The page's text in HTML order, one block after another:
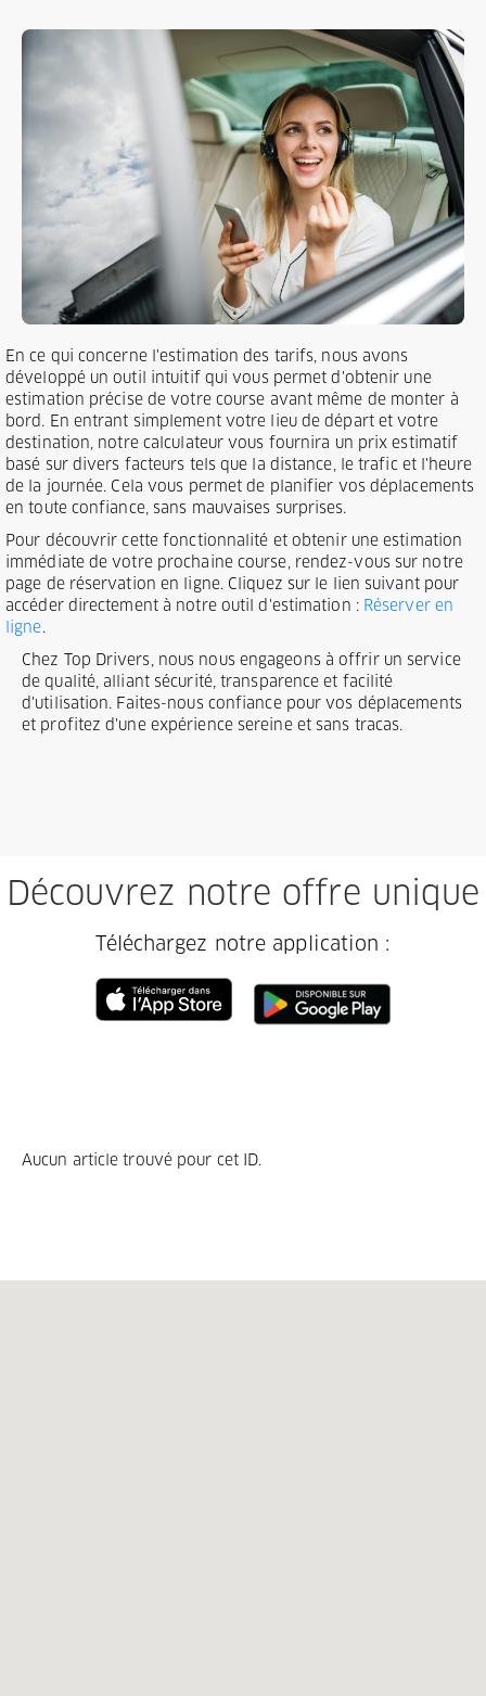
En ce qui concerne l'estimation des tarifs, nous avons
développé un outil intuitif qui vous permet d'obtenir une
estimation précise de votre course avant même de monter à
bord. En entrant simplement votre lieu de départ et votre
destination, notre calculateur vous fournira un prix estimatif
basé sur divers facteurs tels que la distance, le trafic et l'heure
de la journée. Cela vous permet de planifier vos déplacements
en toute confiance, sans mauvaises surprises.
Pour découvrir cette fonctionnalité et obtenir une estimation
immédiate de votre prochaine course, rendez-vous sur notre
page de réservation en ligne. Cliquez sur le lien suivant pour
accéder directement à notre outil d'estimation : Réserver en
ligne.
Chez Top Drivers, nous nous engageons à offrir un service
de qualité, alliant sécurité, transparence et facilité
d'utilisation. Faites-nous confiance pour vos déplacements
et profitez d'une expérience sereine et sans tracas.
Découvrez notre offre unique
Téléchargez notre application :
Aucun article trouvé pour cet ID.